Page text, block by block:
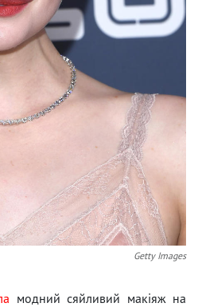
Getty Images
модний сяйливий макіяж на